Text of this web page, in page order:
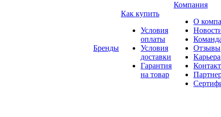
Бренды
Как купить
Условия
оплаты
Условия
доставки
Гарантия
на товар
Компания
О
Отзывы
Карьера